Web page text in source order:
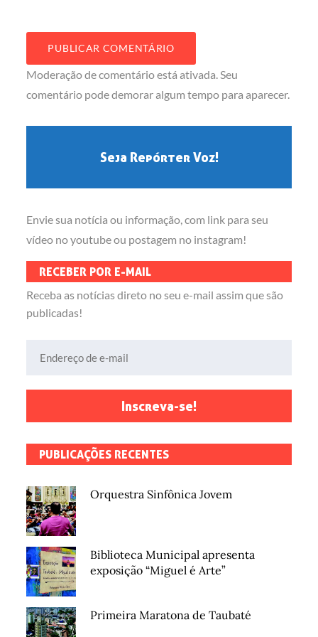
Moderação de comentário está ativada. Seu
comentário pode demorar algum tempo para aparecer.
Seja Repórter Voz!
Envie sua notícia ou informação, com link para seu
vídeo no youtube ou postagem no instagram!
RECEBER POR E-MAIL
Receba as notícias direto no seu e-mail assim que são
publicadas!
Inscreva-se!
PUBLICAÇÕES RECENTES
Orquestra Sinfônica Jovem
Biblioteca Municipal apresenta
exposição “Miguel é Arte”
Primeira Maratona de Taubaté